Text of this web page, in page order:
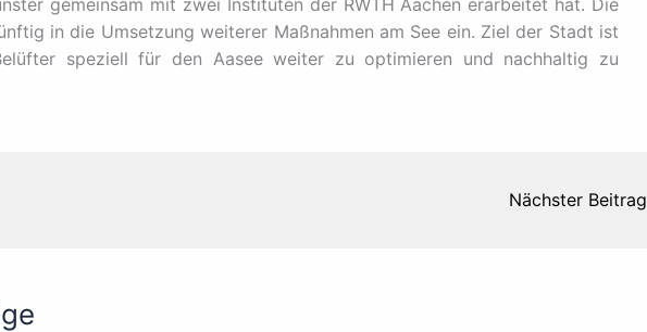
in die Umsetzung weiterer Maßnahmen am See ein. Ziel der Stadt ist
speziell für den Aasee weiter zu optimieren und nachhaltig zu
Nächster Beitrag